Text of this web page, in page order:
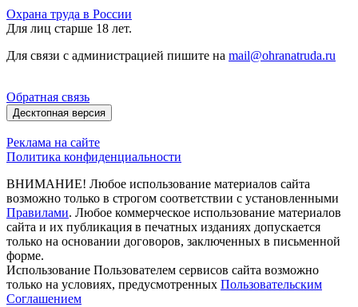
Охрана труда в России
Для лиц старше 18 лет.
Для связи с администрацией пишите на mail@ohranatruda.ru
Обратная связь
Десктопная версия
Реклама на сайте
Политика конфиденциальности
ВНИМАНИЕ! Любое использование материалов сайта
возможно только в строгом соответствии с установленными
Правилами. Любое коммерческое использование материалов
сайта и их публикация в печатных изданиях допускается
только на основании договоров, заключенных в письменной
форме.
Использование Пользователем сервисов сайта возможно
только на условиях, предусмотренных Пользовательским
Соглашением